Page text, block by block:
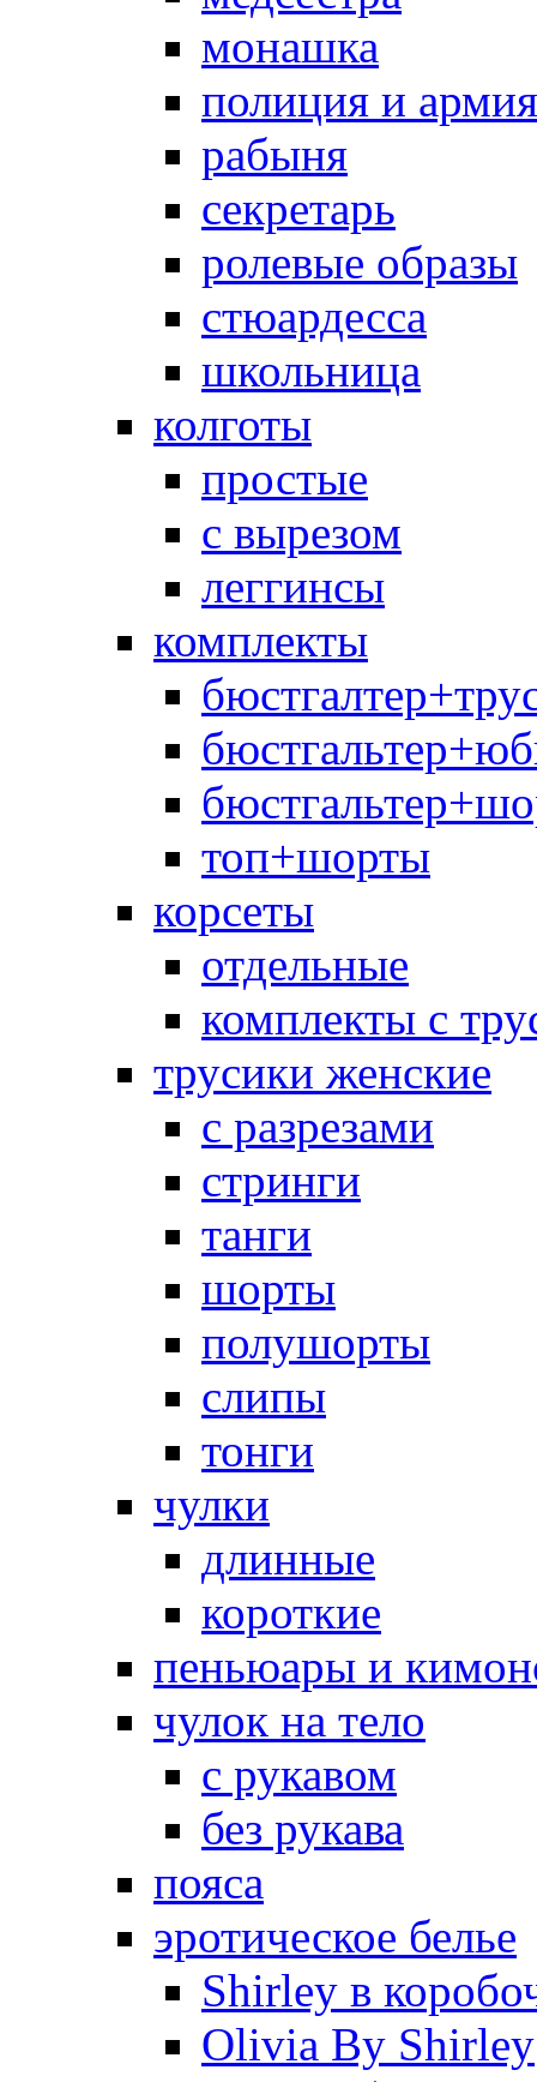
монашка
полиция и армия
рабыня
секретарь
ролевые образы
стюардесса
школьница
колготы
простые
с вырезом
леггинсы
комплекты
топ+шорты
корсеты
отдельные
комплекты с
трусики женские
с разрезами
стринги
танги
шорты
полушорты
слипы
тонги
чулки
длинные
короткие
пеньюары и
чулок на тело
с рукавом
без рукава
пояса
эротическое белье
Shirley в
Olivia By Shirley